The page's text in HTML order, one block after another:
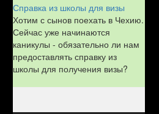
Справка из школы для визы
Хотим с сынов поехать в Чехию.
Сейчас уже начинаются
каникулы - обязательно ли нам
предоставлять справку из
школы для получения визы?